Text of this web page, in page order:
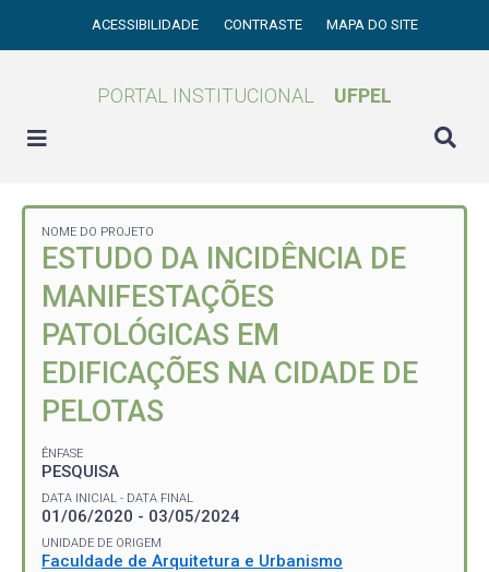
ACESSIBILIDADE CONTRASTE MAPA DO SITE
PORTAL INSTITUCIONAL UFPEL
NOME DO PROJETO
ESTUDO DA INCIDÊNCIA DE
MANIFESTAÇÕES
PATOLÓGICAS EM
EDIFICAÇÕES NA CIDADE DE
PELOTAS
ÊNFASE
PESQUISA
DATA INICIAL - DATA FINAL
01/06/2020 - 03/05/2024
UNIDADE DE ORIGEM
Faculdade de Arquitetura e Urbanismo